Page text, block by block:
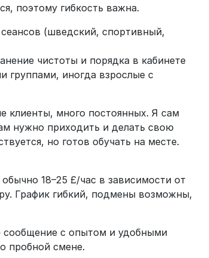
поэтому гибкость важна.
(шведский, спортивный,
чистоты и порядка в кабинете
группами, иногда взрослые с
клиенты, много постоянных. Я сам
нужно приходить и делать свою
но готов обучать на месте.
18–25 £/час в зависимости от
График гибкий, подмены возможны,
с опытом и удобными
пробной смене.